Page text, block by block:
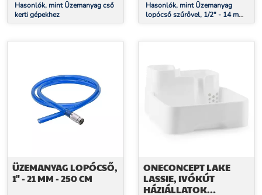
Hasonlók, mint Üzemanyag cső
kerti gépekhez
Hasonlók, mint Üzemanyag
lopócső szűrővel, 1/2" - 14 mm
- 190 cm
ÜZEMANYAG LOPÓCSŐ,
1" - 21 MM - 250 CM
ONECONCEPT LAKE
LASSIE, IVÓKÚT
HÁZIÁLLATOK